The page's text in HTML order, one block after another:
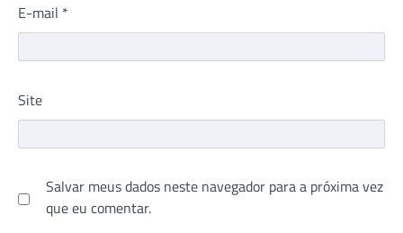
E-mail *
Site
Salvar meus dados neste navegador para a próxima vez
que eu comentar.